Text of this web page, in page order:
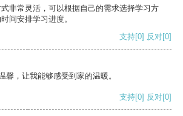
非常灵活，可以根据自己的需求选择学习方
间安排学习进度。
支持[0] 反对[0]
馨，让我能够感受到家的温暖。
支持[0] 反对[0]